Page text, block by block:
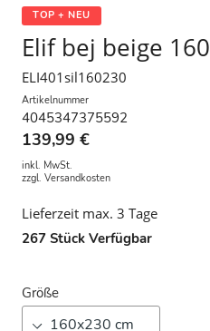
TOP + NEU
Elif bej beige
ELI401sil160230
Artikelnummer
4045347375592
139,99 €
inkl. MwSt.
zzgl. Versandkosten
Lieferzeit max. 3 Tage
267 Stück Verfügbar
Größe